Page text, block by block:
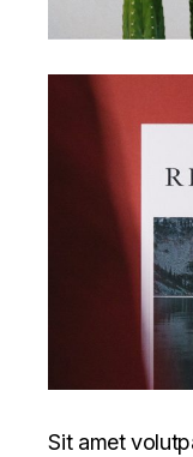
Sit amet